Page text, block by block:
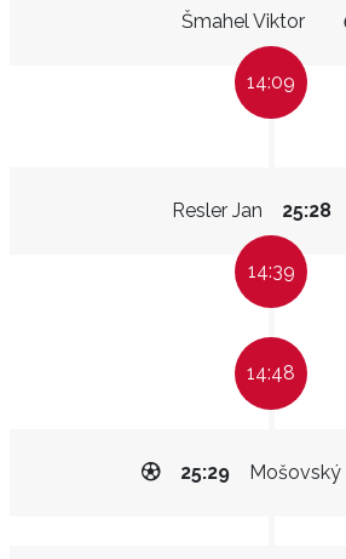
Šmahel Viktor
14:09
Resler Jan 25:28
14:39
14:48
Mošovský
25:29